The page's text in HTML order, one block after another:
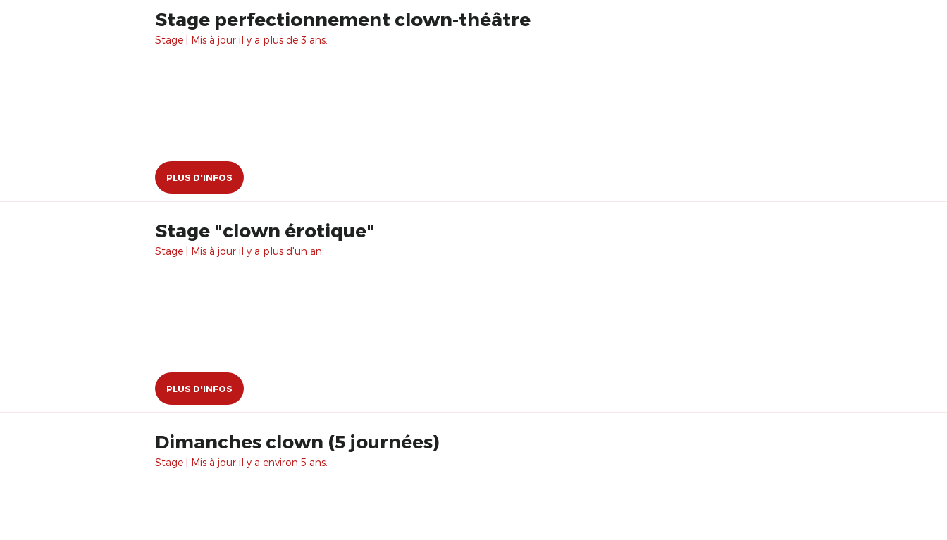
Stage perfectionnement clown-théâtre
Stage | Mis à jour il y a plus de 3 ans.
PLUS D'INFOS
Stage "clown érotique"
Stage | Mis à jour il y a plus d'un an.
PLUS D'INFOS
Dimanches clown (5 journées)
Stage | Mis à jour il y a environ 5 ans.